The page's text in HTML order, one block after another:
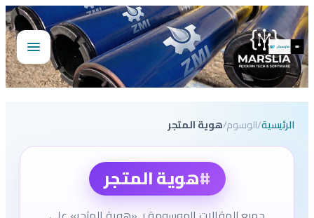
تخطى
إلى
المحتوى فتح
الرئيسية/الوسوم/هوية المتجر
#هوية المتجر